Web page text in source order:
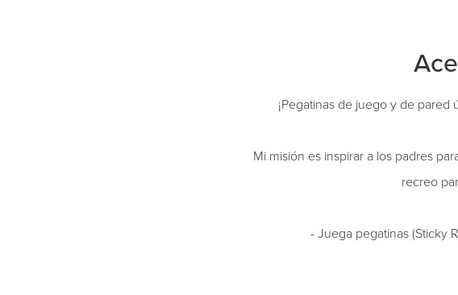
¡Pegatinas de juego y de
Mi misión es inspirar a los padres
recreo
- Juega pegatinas (Sticky